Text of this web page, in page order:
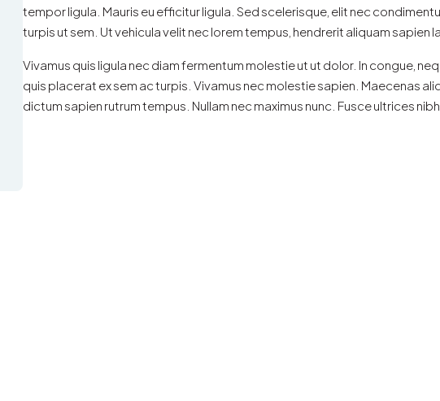
tempor ligula. Mauris eu efficitur ligula. Sed scelerisque, elit nec
turpis ut sem. Ut vehicula velit nec lorem tempus, hendrerit aliquam sapien
Vivamus quis ligula nec diam fermentum molestie ut ut dolor. In congue,
quis placerat ex sem ac turpis. Vivamus nec molestie sapien. Maecenas
dictum sapien rutrum tempus. Nullam nec maximus nunc. Fusce ultrices